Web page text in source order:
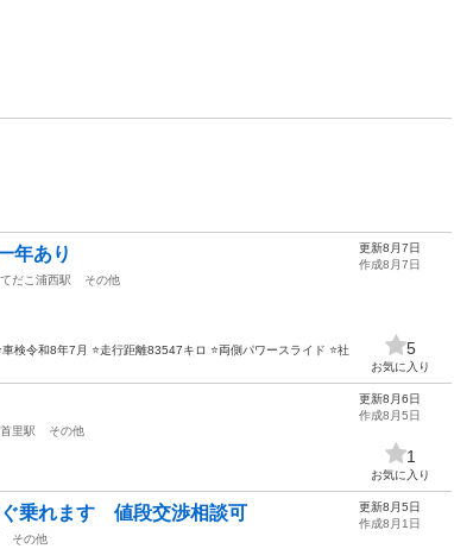
年あり
てだこ浦西駅 その他
検令和8年7月 ⭐️走行距離83547キロ ⭐️両側パワースライド ⭐️社
更新8月7日
作成8月7日
5
お気に入り
首里駅
その他
更新8月6日
作成8月5日
1
お気に入り
乗れます 値段交渉相談可
その他
更新8月5日
作成8月1日